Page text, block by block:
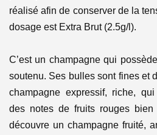
réalisé afin de conserver de la
dosage est Extra Brut (2.5g/l).
C’est un champagne qui
soutenu. Ses bulles sont fines et
champagne expressif, riche,
des notes de fruits rouges
découvre un champagne fruité,